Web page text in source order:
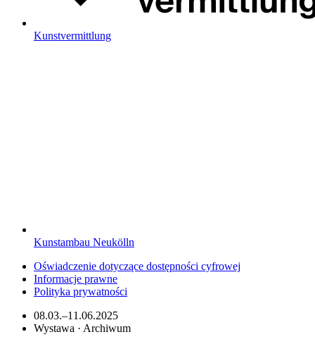
Kunstvermittlung
Kunstambau Neukölln
Oświadczenie dotyczące dostępności cyfrowej
Informacje prawne
Polityka prywatności
08.03.–11.06.2025
Wystawa · Archiwum